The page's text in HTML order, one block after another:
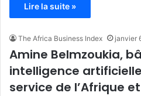
Lire la suite »
The Africa Business Index janvier
Amine Belmzoukia,
intelligence
service de l’Afrique